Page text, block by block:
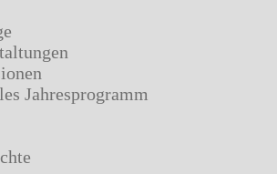
Jahresprogramm